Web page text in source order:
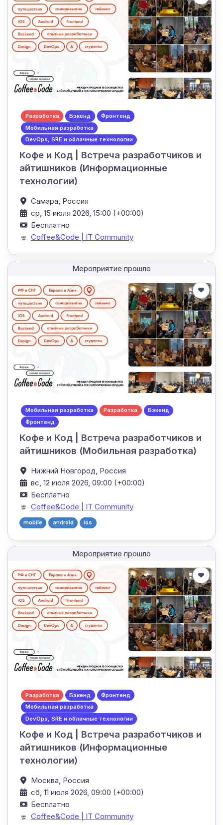
Разработка Бэкенд
Фронтенд
Мобильная разработка
DevOps, SRE и облачные технологии
Кофе и Код | Встреча разработчиков и
айтишников (Информационные
технологии)
Самара, Россия
ср, 15 июля 2026, 15:00 (+00:00)
Бесплатно
Coffee&Code | IT Community
Мероприятие прошло
Мобильная разработка Разработка
Бэкенд
Фронтенд
Кофе и Код | Встреча разработчиков и
айтишников (Мобильная разработка)
Нижний Новгород, Россия
вс, 12 июля 2026, 09:00 (+00:00)
Бесплатно
Coffee&Code | IT Community
mobile android ios
Мероприятие прошло
Разработка Бэкенд
Фронтенд
Мобильная разработка
DevOps, SRE и облачные технологии
Кофе и Код | Встреча разработчиков и
айтишников (Информационные
технологии)
Москва, Россия
сб, 11 июля 2026, 09:00 (+00:00)
Бесплатно
Coffee&Code | IT Community